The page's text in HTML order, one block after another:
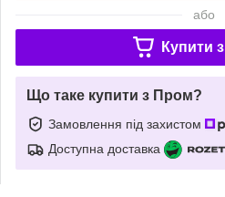
або
Купити з
Що таке купити з Пром?
Замовлення під захистом
Доступна доставка